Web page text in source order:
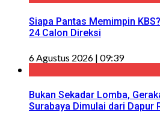
Siapa Pantas Memimpin
24 Calon Direksi
6 Agustus 2026 | 09:39
Bukan Sekadar Lomba,
Surabaya Dimulai dari Dapur